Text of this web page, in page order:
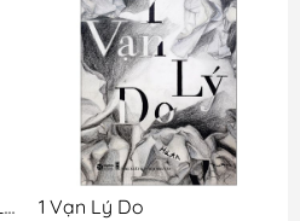
“Lạc” Giữa Tần Số Chữa Lành
1 Vạn Lý Do